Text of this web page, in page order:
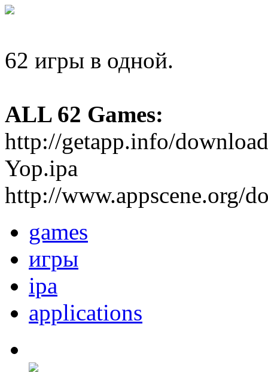
62 игры в одной.
ALL 62 Games:
http://getapp.info/
Yop.ipa
http://www.appscene.org/
games
игры
ipa
applications